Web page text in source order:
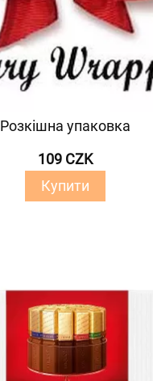
Розкішна упаковка
109 CZK
Купити